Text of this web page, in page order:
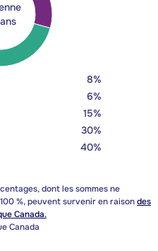
8%
6%
15%
30%
40%
dont les sommes ne
%, peuvent survenir en raisondes
Canada.
Canada